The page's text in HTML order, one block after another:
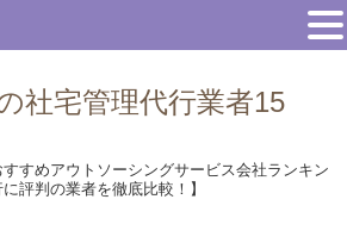
社宅管理代行業者15
すめアウトソーシングサービス会社ランキン
評判の業者を徹底比較！】